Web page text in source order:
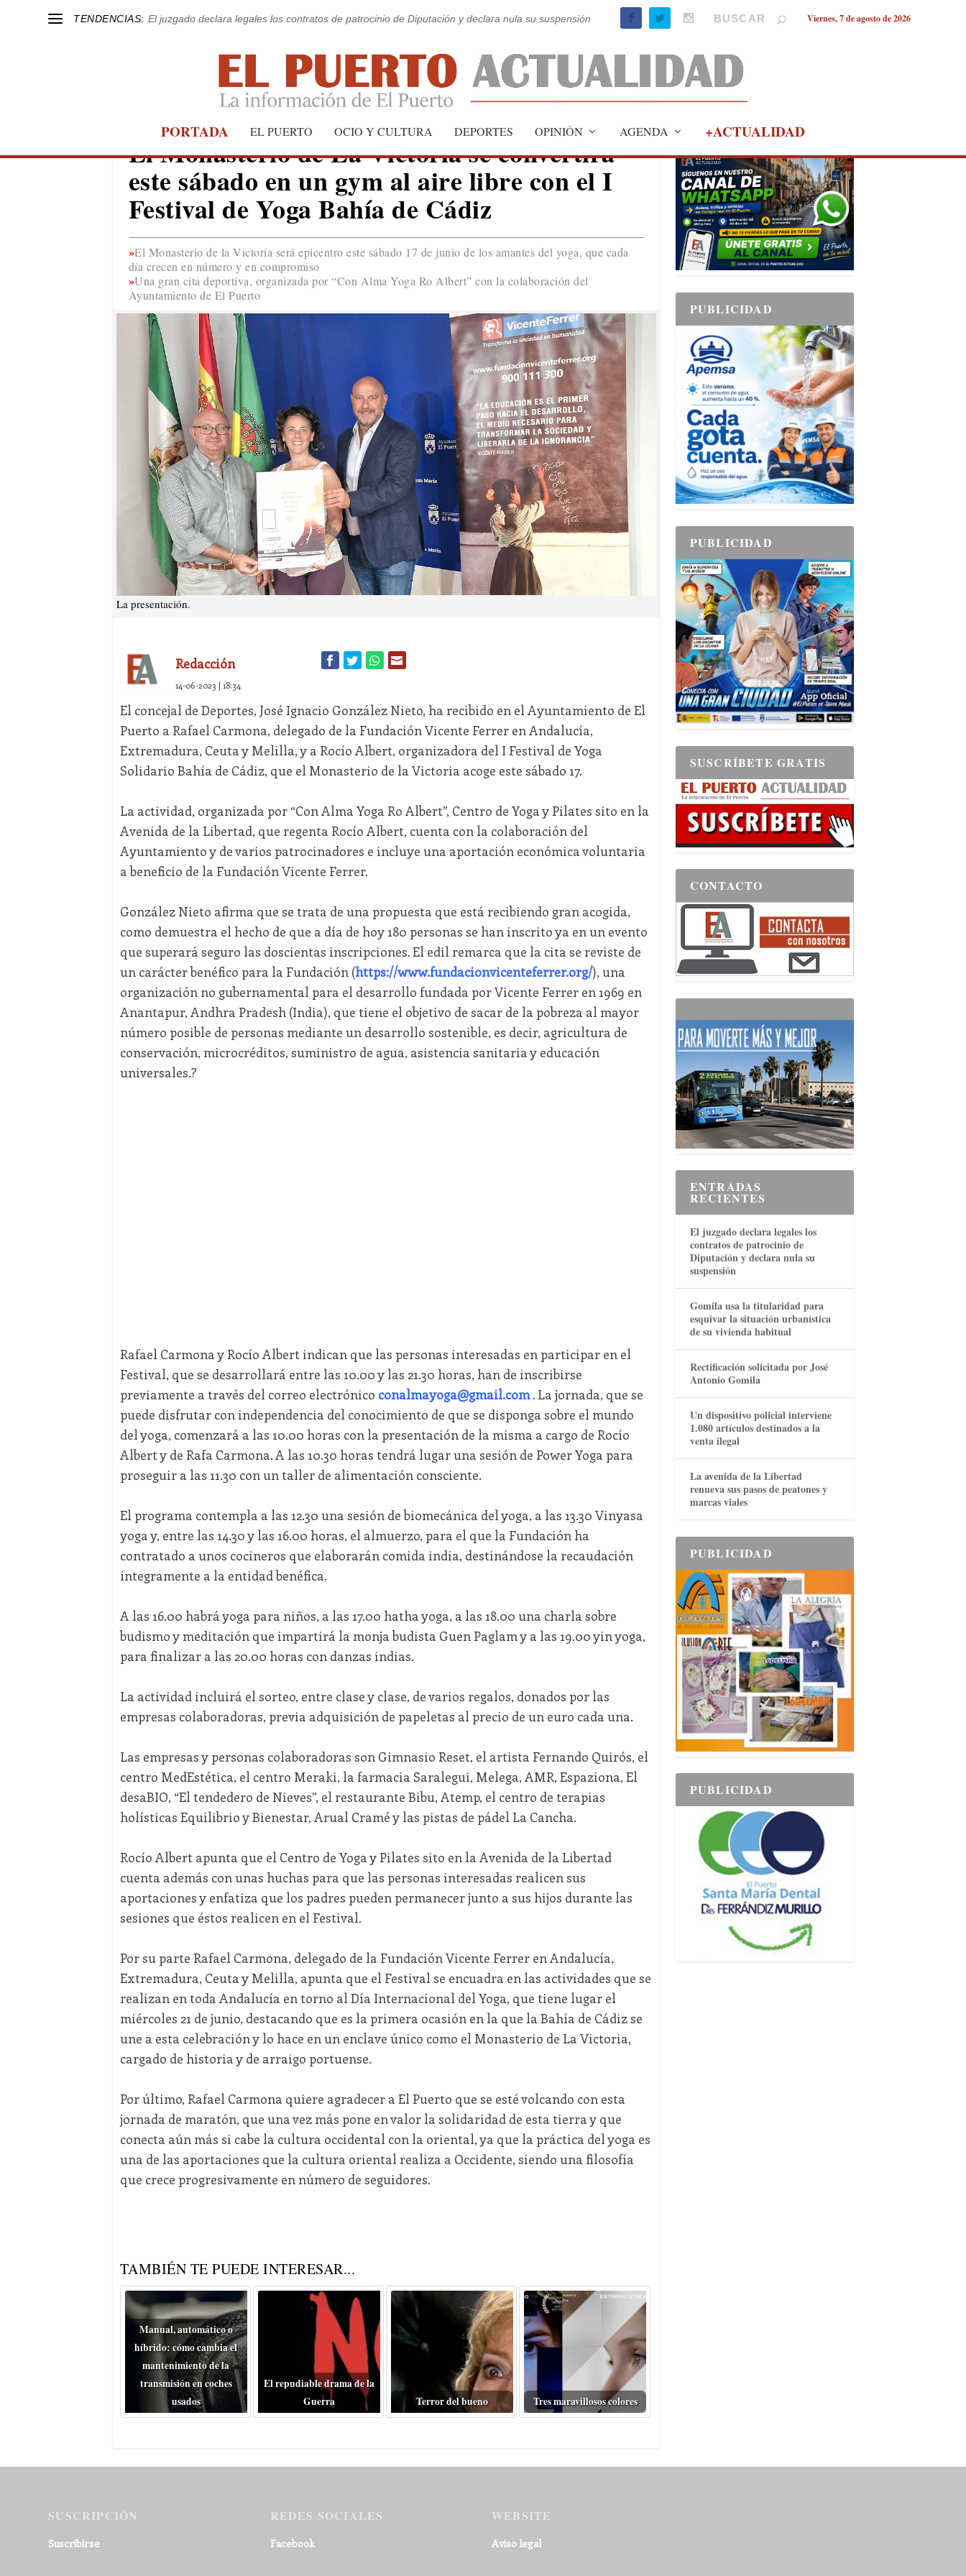
TENDENCIAS: El juzgado declara legales los contratos de patrocinio de Diputación y declara nula su suspensión Viernes, 7 de agosto de 2026
PORTADA EL PUERTO OCIO Y CULTURA DEPORTES OPINIÓN AGENDA +ACTUALIDAD
EL PUERTO
El Monasterio de La Victoria se convertirá
este sábado en un gym al aire libre con el I
Festival de Yoga Bahía de Cádiz
El Monasterio de la Victoria será epicentro este sábado 17 de junio de los amantes del yoga, que cada
día crecen en número y en compromiso
Una gran cita deportiva, organizada por “Con Alma Yoga Ro Albert” con la colaboración del
Ayuntamiento de El Puerto
La presentación.
Redacción
14-06-2023 | 18:34
El concejal de Deportes, José Ignacio González Nieto, ha recibido en el Ayuntamiento de El
Puerto a Rafael Carmona, delegado de la Fundación Vicente Ferrer en Andalucía,
Extremadura, Ceuta y Melilla, y a Rocío Albert, organizadora del I Festival de Yoga
Solidario Bahía de Cádiz, que el Monasterio de la Victoria acoge este sábado 17.
La actividad, organizada por “Con Alma Yoga Ro Albert”, Centro de Yoga y Pilates sito en la
Avenida de la Libertad, que regenta Rocío Albert, cuenta con la colaboración del
Ayuntamiento y de varios patrocinadores e incluye una aportación económica voluntaria
a beneficio de la Fundación Vicente Ferrer.
González Nieto afirma que se trata de una propuesta que está recibiendo gran acogida,
como demuestra el hecho de que a día de hoy 180 personas se han inscrito ya en un evento
que superará seguro las doscientas inscripciones. El edil remarca que la cita se reviste de
un carácter benéfico para la Fundación (https://www.fundacionvicenteferrer.org/), una
organización no gubernamental para el desarrollo fundada por Vicente Ferrer en 1969 en
Anantapur, Andhra Pradesh (India), que tiene el objetivo de sacar de la pobreza al mayor
número posible de personas mediante un desarrollo sostenible, es decir, agricultura de
conservación, microcréditos, suministro de agua, asistencia sanitaria y educación
universales.?
Rafael Carmona y Rocío Albert indican que las personas interesadas en participar en el
Festival, que se desarrollará entre las 10.00 y las 21.30 horas, han de inscribirse
previamente a través del correo electrónico conalmayoga@gmail.com. La jornada, que se
puede disfrutar con independencia del conocimiento de que se disponga sobre el mundo
del yoga, comenzará a las 10.00 horas con la presentación de la misma a cargo de Rocío
Albert y de Rafa Carmona. A las 10.30 horas tendrá lugar una sesión de Power Yoga para
proseguir a las 11.30 con un taller de alimentación consciente.
El programa contempla a las 12.30 una sesión de biomecánica del yoga, a las 13.30 Vinyasa
yoga y, entre las 14.30 y las 16.00 horas, el almuerzo, para el que la Fundación ha
contratado a unos cocineros que elaborarán comida india, destinándose la recaudación
íntegramente a la entidad benéfica.
A las 16.00 habrá yoga para niños, a las 17.00 hatha yoga, a las 18.00 una charla sobre
budismo y meditación que impartirá la monja budista Guen Paglam y a las 19.00 yin yoga,
para finalizar a las 20.00 horas con danzas indias.
La actividad incluirá el sorteo, entre clase y clase, de varios regalos, donados por las
empresas colaboradoras, previa adquisición de papeletas al precio de un euro cada una.
Las empresas y personas colaboradoras son Gimnasio Reset, el artista Fernando Quirós, el
centro MedEstética, el centro Meraki, la farmacia Saralegui, Melega, AMR, Espaziona, El
desaBIO, “El tendedero de Nieves”, el restaurante Bibu, Atemp, el centro de terapias
holísticas Equilibrio y Bienestar, Arual Cramé y las pistas de pádel La Cancha.
Rocío Albert apunta que el Centro de Yoga y Pilates sito en la Avenida de la Libertad
cuenta además con unas huchas para que las personas interesadas realicen sus
aportaciones y enfatiza que los padres pueden permanecer junto a sus hijos durante las
sesiones que éstos realicen en el Festival.
Por su parte Rafael Carmona, delegado de la Fundación Vicente Ferrer en Andalucía,
Extremadura, Ceuta y Melilla, apunta que el Festival se encuadra en las actividades que se
realizan en toda Andalucía en torno al Día Internacional del Yoga, que tiene lugar el
miércoles 21 de junio, destacando que es la primera ocasión en la que la Bahía de Cádiz se
une a esta celebración y lo hace en un enclave único como el Monasterio de La Victoria,
cargado de historia y de arraigo portuense.
Por último, Rafael Carmona quiere agradecer a El Puerto que se esté volcando con esta
jornada de maratón, que una vez más pone en valor la solidaridad de esta tierra y que
conecta aún más si cabe la cultura occidental con la oriental, ya que la práctica del yoga es
una de las aportaciones que la cultura oriental realiza a Occidente, siendo una filosofía
que crece progresivamente en número de seguidores.
TAMBIÉN TE PUEDE INTERESAR...
Manual, automático o
híbrido: cómo cambia el
mantenimiento de la
transmisión en coches
usados
El repudiable drama de la
Guerra
Terror del bueno Tres maravillosos colores
PUBLICIDAD
PUBLICIDAD
PUBLICIDAD
SUSCRÍBETE GRATIS
CONTACTO
ENTRADAS
RECIENTES
El juzgado declara legales los
contratos de patrocinio de
Diputación y declara nula su
suspensión
Gomila usa la titularidad para
esquivar la situación urbanística
de su vivienda habitual
Rectificación solicitada por José
Antonio Gomila
Un dispositivo policial interviene
1.080 artículos destinados a la
venta ilegal
La avenida de la Libertad
renueva sus pasos de peatones y
marcas viales
PUBLICIDAD
PUBLICIDAD
SUSCRIPCIÓN
Suscribirse
REDES SOCIALES
Facebook
WEBSITE
Aviso legal